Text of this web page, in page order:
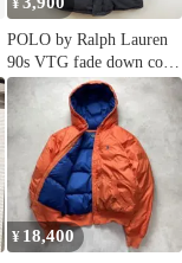
¥
POLO by Ralph Lauren
90s VTG fade down coat
hoodie M ポロバイ ラル
フローレン ダウンコー
ト ジャケット 肉厚 オ
ールド ヴィンテージ
¥ 18,400